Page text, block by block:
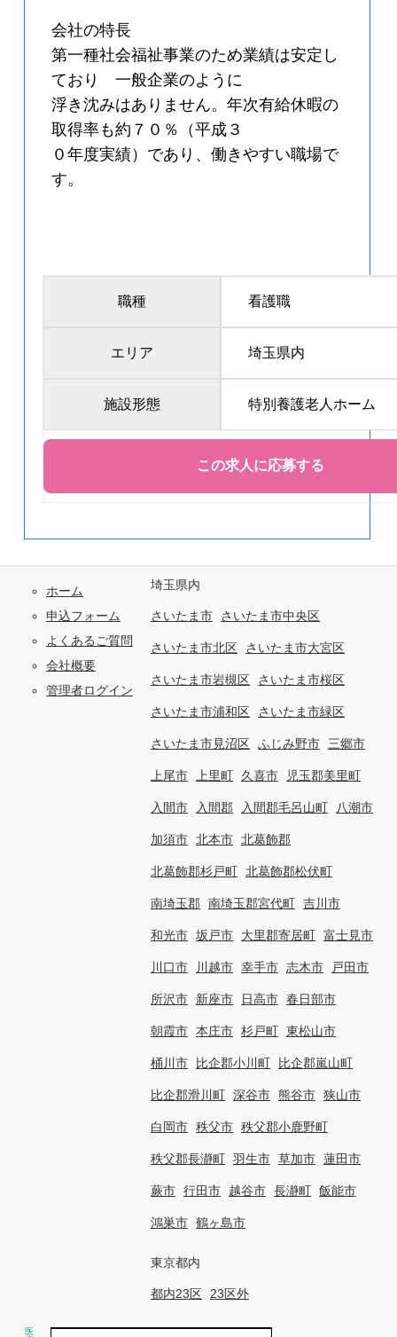
会社の特長
第一種社会福祉事業のため業績は安定し
ており 一般企業のように
浮き沈みはありません。年次有給休暇の
取得率も約７０％（平成３
０年度実績）であり、働きやすい職場で
す。
職種 看護職
エリア 埼玉県内
施設形態 特別養護老人ホーム
ホーム
申込フォーム
よくあるご質問
会社概要
管理者ログイン
埼玉県内
さいたま市 さいたま市中央区
さいたま市北区 さいたま市大宮区
さいたま市岩槻区 さいたま市桜区
さいたま市浦和区 さいたま市緑区
さいたま市見沼区 ふじみ野市 三郷市
上尾市 上里町 久喜市 児玉郡美里町
入間市 入間郡 入間郡毛呂山町 八潮市
加須市 北本市 北葛飾郡
北葛飾郡杉戸町 北葛飾郡松伏町
南埼玉郡 南埼玉郡宮代町 吉川市
和光市 坂戸市 大里郡寄居町 富士見市
川口市 川越市 幸手市 志木市 戸田市
所沢市 新座市 日高市 春日部市
朝霞市 本庄市 杉戸町 東松山市
桶川市 比企郡小川町 比企郡嵐山町
比企郡滑川町 深谷市 熊谷市 狭山市
白岡市 秩父市 秩父郡小鹿野町
秩父郡長瀞町 羽生市 草加市 蓮田市
蕨市 行田市 越谷市 長瀞町 飯能市
鴻巣市 鶴ヶ島市
東京都内
都内23区 23区外
医